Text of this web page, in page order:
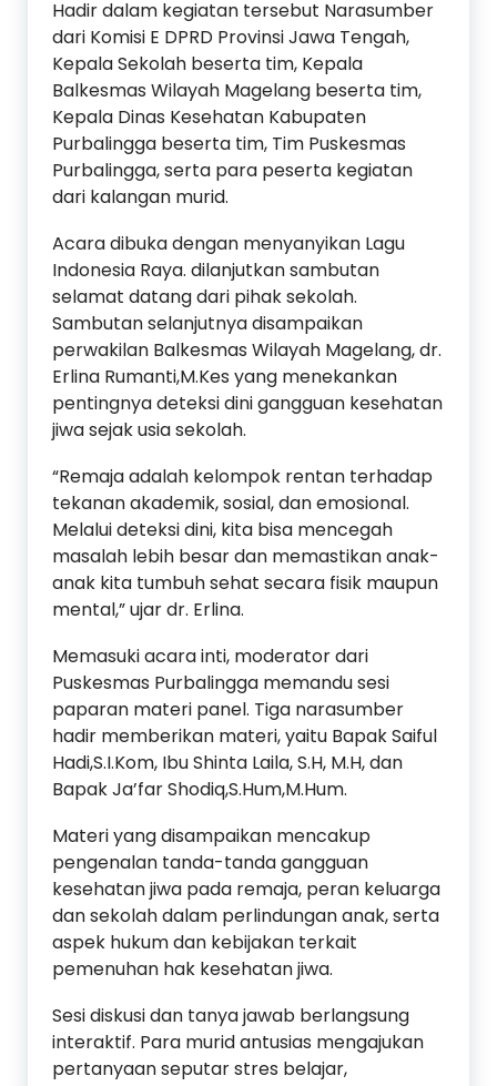
Hadir dalam kegiatan tersebut Narasumber
dari Komisi E DPRD Provinsi Jawa Tengah,
Kepala Sekolah beserta tim, Kepala
Balkesmas Wilayah Magelang beserta tim,
Kepala Dinas Kesehatan Kabupaten
Purbalingga beserta tim, Tim Puskesmas
Purbalingga, serta para peserta kegiatan
dari kalangan murid.
Acara dibuka dengan menyanyikan Lagu
Indonesia Raya. dilanjutkan sambutan
selamat datang dari pihak sekolah.
Sambutan selanjutnya disampaikan
perwakilan Balkesmas Wilayah Magelang, dr.
Erlina Rumanti,M.Kes yang menekankan
pentingnya deteksi dini gangguan kesehatan
jiwa sejak usia sekolah.
“Remaja adalah kelompok rentan terhadap
tekanan akademik, sosial, dan emosional.
Melalui deteksi dini, kita bisa mencegah
masalah lebih besar dan memastikan anak-
anak kita tumbuh sehat secara fisik maupun
mental,” ujar dr. Erlina.
Memasuki acara inti, moderator dari
Puskesmas Purbalingga memandu sesi
paparan materi panel. Tiga narasumber
hadir memberikan materi, yaitu Bapak Saiful
Hadi,S.I.Kom, Ibu Shinta Laila, S.H, M.H, dan
Bapak Ja’far Shodiq,S.Hum,M.Hum.
Materi yang disampaikan mencakup
pengenalan tanda-tanda gangguan
kesehatan jiwa pada remaja, peran keluarga
dan sekolah dalam perlindungan anak, serta
aspek hukum dan kebijakan terkait
pemenuhan hak kesehatan jiwa.
Sesi diskusi dan tanya jawab berlangsung
interaktif. Para murid antusias mengajukan
pertanyaan seputar stres belajar,